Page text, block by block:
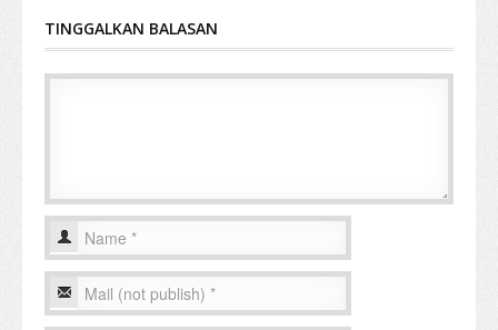
TINGGALKAN BALASAN